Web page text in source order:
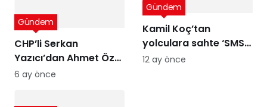
CHP’li Serkan
Yazıcı’dan Ahmet Özer
kararına tepki: Bu bir
Gündem
6 ay önce
Kamil Koç’tan
yolculara sahte ‘SMS’
uyarısı
Gündem
12 ay önce